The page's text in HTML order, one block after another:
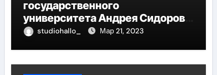
государственного
университета Андрея Сидорова
— от студента до руководителя
studiohallo_ Мар 21, 2023